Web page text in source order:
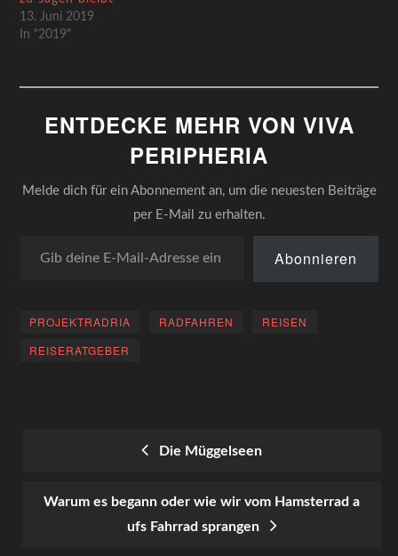
Rucksacktourismus
allenfalls noch
heuschreckenartige
13. Juni 2019
In "2019"
ENTDECKE MEHR VON VIVA
PERIPHERIA
Melde dich für ein Abonnement an, um die neuesten Beiträge
per E-Mail zu erhalten.
Abonnieren
PROJEKTRADRIA RADFAHREN
REISEN
REISERATGEBER
POST
NAVIGATION
Die Müggelseen
Warum es begann oder wie wir vom Hamsterrad a
ufs Fahrrad sprangen